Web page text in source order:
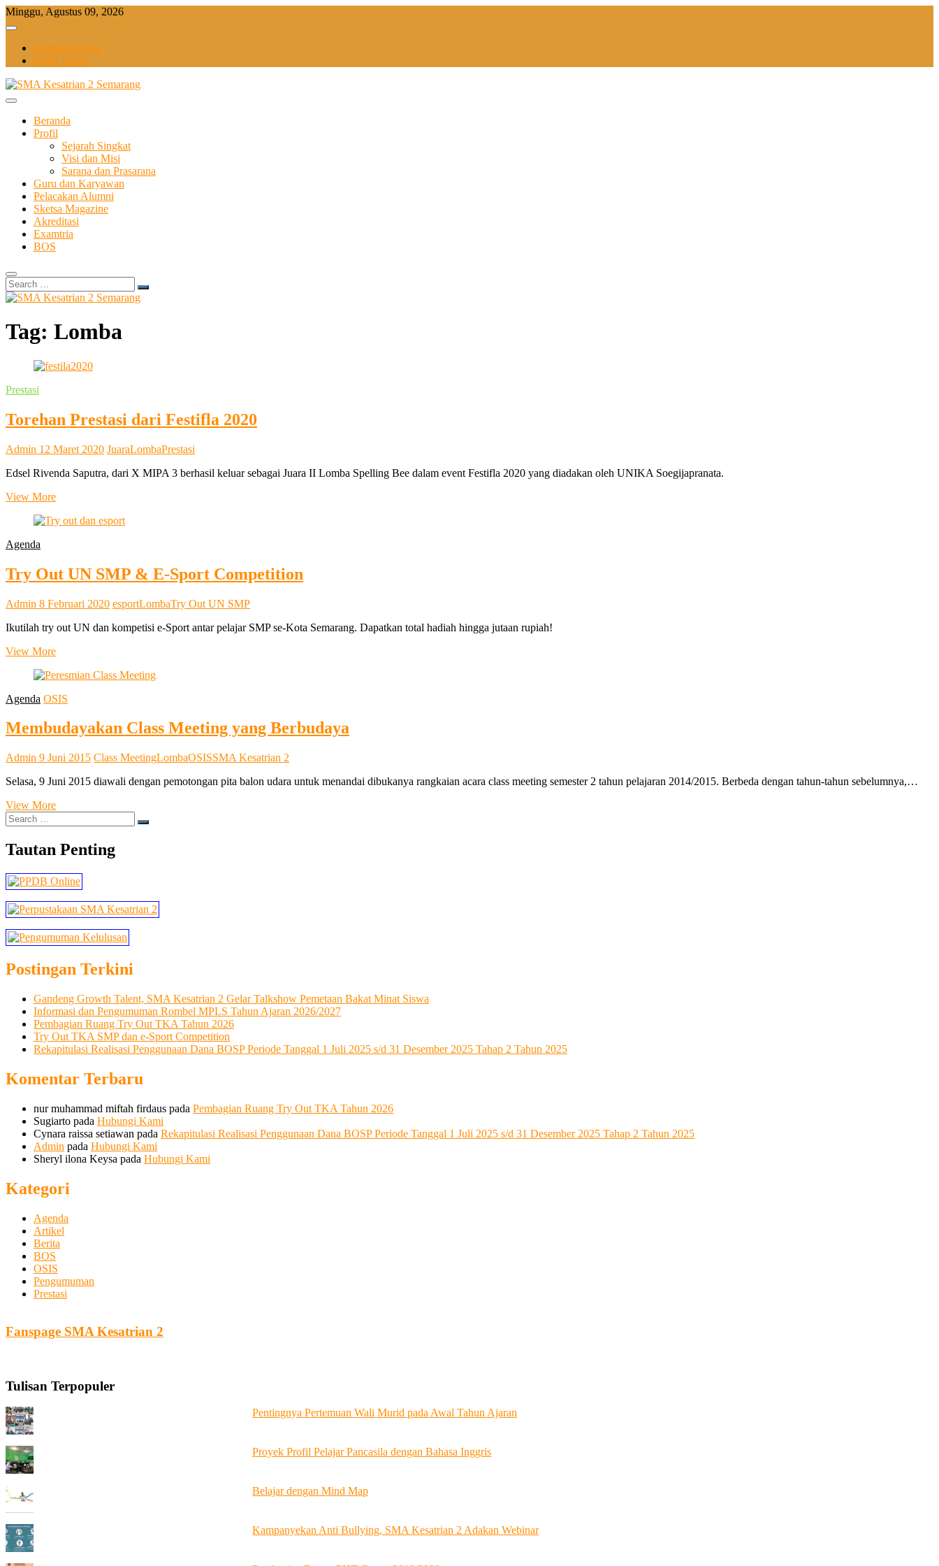
Skip
to
Minggu, Agustus 09, 2026
Hubungi Kami
Buku Tamu
Beranda
Profil
Sejarah Singkat
Visi dan Misi
Sarana dan Prasarana
Guru dan Karyawan
Pelacakan Alumni
Sketsa Magazine
Akreditasi
Examtria
BOS
Search
…
SMA Kesatrian 2 Semarang
Tag: Lomba
Prestasi
Torehan Prestasi dari Festifla 2020
Admin 12 Maret 2020 JuaraLombaPrestasi
Edsel Rivenda Saputra, dari X MIPA 3 berhasil keluar sebagai Juara II Lomba Spelling Bee dalam event Festifla 2020 yang diadakan oleh UNIKA Soegijapranata.
View MoreTorehan
dari
Agenda
Try Out UN SMP & E-Sport Competition
Admin 8 Februari 2020 esportLombaTry Out UN SMP
Ikutilah try out UN dan kompetisi e-Sport antar pelajar SMP se-Kota Semarang. Dapatkan total hadiah hingga jutaan rupiah!
View MoreTry
UN
&
Sport
Competition
Agenda OSIS
Membudayakan Class Meeting yang Berbudaya
Admin 9 Juni 2015 Class MeetingLombaOSISSMA Kesatrian 2
Selasa, 9 Juni 2015 diawali dengan pemotongan pita balon udara untuk menandai dibukanya rangkaian acara class meeting semester 2 tahun pelajaran 2014/2015. Berbeda dengan tahun-tahun sebelumnya,…
View MoreMembudayakan
Meeting
yang
Berbudaya
Search
…
Tautan Penting
Postingan Terkini
Gandeng Growth Talent, SMA Kesatrian 2 Gelar Talkshow Pemetaan Bakat Minat Siswa
Informasi dan Pengumuman Rombel MPLS Tahun Ajaran 2026/2027
Pembagian Ruang Try Out TKA Tahun 2026
Try Out TKA SMP dan e-Sport Competition
Rekapitulasi Realisasi Penggunaan Dana BOSP Periode Tanggal 1 Juli 2025 s/d 31 Desember 2025 Tahap 2 Tahun 2025
Komentar Terbaru
nur muhammad miftah firdaus pada Pembagian Ruang Try Out TKA Tahun 2026
Sugiarto pada Hubungi Kami
Cynara raissa setiawan pada Rekapitulasi Realisasi Penggunaan Dana BOSP Periode Tanggal 1 Juli 2025 s/d 31 Desember 2025 Tahap 2 Tahun 2025
Admin pada Hubungi Kami
Sheryl ilona Keysa pada Hubungi Kami
Kategori
Agenda
Artikel
Berita
BOS
OSIS
Pengumuman
Prestasi
Fanspage SMA Kesatrian 2
Tulisan Terpopuler
Pentingnya Pertemuan Wali Murid pada Awal Tahun Ajaran
Proyek Profil Pelajar Pancasila dengan Bahasa Inggris
Belajar dengan Mind Map
Kampanyekan Anti Bullying, SMA Kesatrian 2 Adakan Webinar